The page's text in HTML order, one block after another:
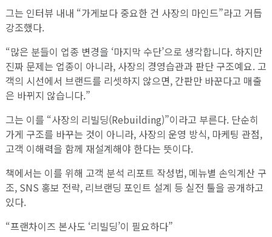
그는 인터뷰 내내 “가게보다 중요한 건 사장의 마인드”라고 거듭
강조했다.
“많은 분들이 업종 변경을 ‘마지막 수단’으로 생각합니다. 하지만
진짜 문제는 업종이 아니라, 사장의 경영습관과 판단 구조예요. 고
객의 시선에서 브랜드를 리셋하지 않으면, 간판만 바꾼다고 매출
은 바뀌지 않습니다.”
그는 이를 “사장의 리빌딩(Rebuilding)”이라고 부른다. 단순히
가게 구조를 바꾸는 것이 아니라, 사장의 운영 방식, 마케팅 관점,
고객 이해력을 함께 재설계해야 한다는 뜻이다.
책에서는 이를 위해 고객 분석 리포트 작성법, 메뉴별 손익계산 구
조, SNS 홍보 전략, 리브랜딩 포인트 설계 등 실전 툴을 공개하고
있다.
“프랜차이즈 본사도 ‘리빌딩’이 필요하다”